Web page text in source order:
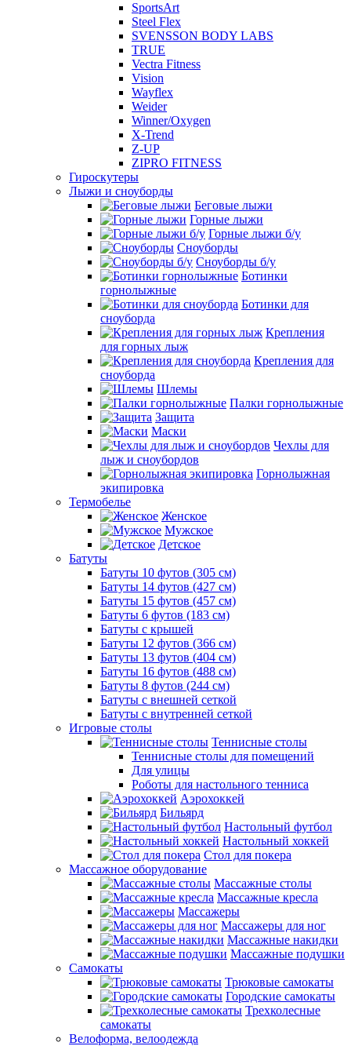
SportsArt
Steel Flex
SVENSSON BODY LABS
TRUE
Vectra Fitness
Vision
Wayflex
Weider
Winner/Oxygen
X-Trend
Z-UP
ZIPRO FITNESS
Гироскутеры
Лыжи и сноуборды
Беговые лыжи
Горные лыжи
Горные лыжи б/у
Сноуборды
Сноуборды б/у
Ботинки
горнолыжные
Ботинки для
сноуборда
Крепления
для горных лыж
Крепления для
сноуборда
Шлемы
Палки горнолыжные
Защита
Маски
Чехлы для
лыж и сноубордов
Горнолыжная
экипировка
Термобелье
Женское
Мужское
Детское
Батуты
Батуты 10 футов (305 см)
Батуты 14 футов (427 см)
Батуты 15 футов (457 см)
Батуты 6 футов (183 см)
Батуты с крышей
Батуты 12 футов (366 см)
Батуты 13 футов (404 см)
Батуты 16 футов (488 см)
Батуты 8 футов (244 см)
Батуты с внешней сеткой
Батуты с внутренней сеткой
Игровые столы
Теннисные столы
Теннисные столы для помещений
Для улицы
Роботы для настольного тенниса
Аэрохоккей
Бильярд
Настольный футбол
Настольный хоккей
Стол для покера
Массажное оборудование
Массажные столы
Массажные кресла
Массажеры
Массажеры для ног
Массажные накидки
Массажные подушки
Самокаты
Трюковые самокаты
Городские самокаты
Трехколесные
самокаты
Велоформа, велоодежда